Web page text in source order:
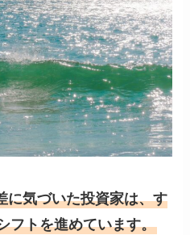
に気づいた投資家は、す
フトを進めています。